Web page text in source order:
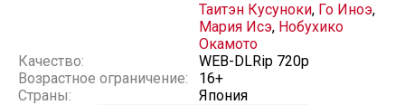
Таитэн Кусуноки, Го Иноэ,
Мария Исэ, Нобухико
Окамото
Качество:
WEB-DLRip 720p
Возрастное ограничение:
16+
Страны:
Япония